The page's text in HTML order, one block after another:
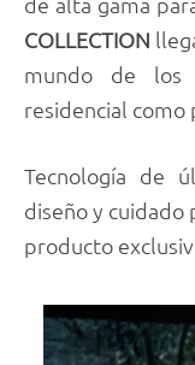
COLLECTION
mundo de
residencial
Tecnología de
diseño y
producto